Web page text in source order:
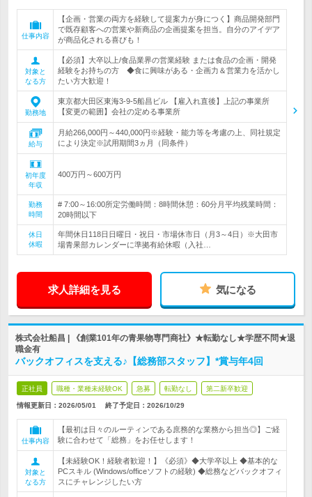
仕事内容
【企画・営業の両方を経験して提案力が身につく】商品開発部門
で既存顧客への営業や新商品の企画提案を担当。自分のアイデア
が商品化される喜びも！
対象と
なる方
【必須】大卒以上/食品業界の営業経験 または食品の企画・開発
経験をお持ちの方 ◆食に興味がある・企画力＆営業力を活かし
たい方大歓迎！
勤務地
東京都大田区東海3-9-5船昌ビル 【雇入れ直後】上記の事業所
【変更の範囲】会社の定める事業所
給与
月給266,000円～440,000円※経験・能力等を考慮の上、同社規定
により決定※試用期間3ヵ月（同条件）
初年度
年収
400万円～600万円
勤務
時間
# 7:00～16:00所定労働時間：8時間休憩：60分月平均残業時間：
20時間以下
休日
休暇
年間休日118日日曜日・祝日・市場休市日（月3～4日）※大田市
場青果部カレンダーに準拠有給休暇（入社…
求人詳細を見る 気になる
株式会社船昌 | 《創業101年の青果物専門商社》★転勤なし★学歴不問★退
職金有
バックオフィスを支える♪【総務部スタッフ】*賞与年4回
正社員 職種・業種未経験OK 急募 転勤なし 第二新卒歓迎
情報更新日：2026/05/01 終了予定日： 2026/10/29
仕事内容
【最初は日々のルーティンである庶務的な業務から担当◎】ご経
験に合わせて「総務」をお任せします！
対象と
なる方
【未経験OK！経験者歓迎！】《必須》◆大学卒以上 ◆基本的な
PCスキル (Windows/officeソフトの経験) ◆総務などバックオフィ
スにチャレンジしたい方